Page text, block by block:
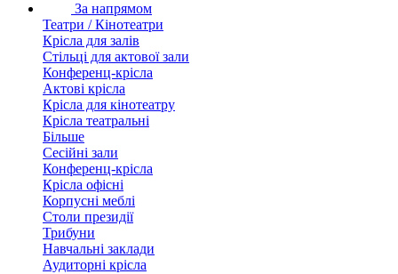
За напрямом
Театри / Кінотеатри
Крісла для залів
Стільці для актової зали
Конференц-крісла
Актові крісла
Крісла для кінотеатру
Крісла театральні
Більше
Сесійні зали
Конференц-крісла
Крісла офісні
Корпусні меблі
Столи президії
Трибуни
Навчальні заклади
Аудиторні крісла